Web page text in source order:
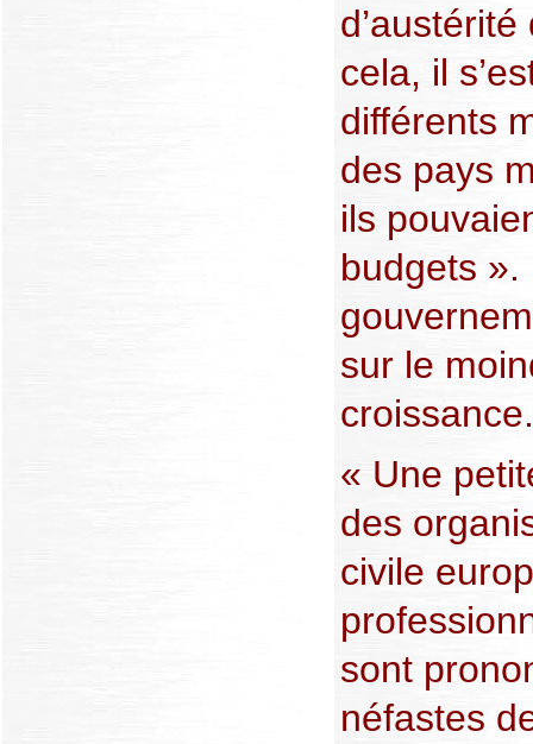
cela, il
différents
des pays
ils
budgets
sur le
croissance.
« Une
des
civile
sont
néfastes